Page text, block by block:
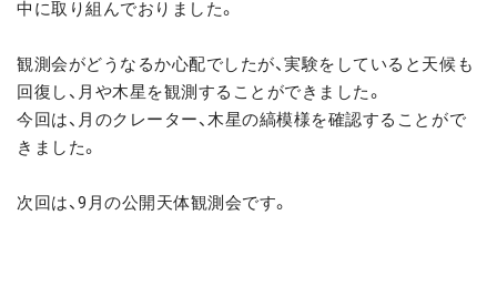
中に取り組んでおりました。
観測会がどうなるか心配でしたが、実験をしていると天候も
回復し、月や木星を観測することができました。
今回は、月のクレーター、木星の縞模様を確認することがで
きました。
次回は、9月の公開天体観測会です。